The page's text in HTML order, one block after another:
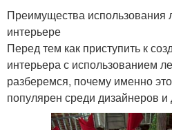
Преимущества использования
интерьере
Перед тем как приступить к
интерьера с использованием
разберемся, почему именно
популярен среди дизайнеров